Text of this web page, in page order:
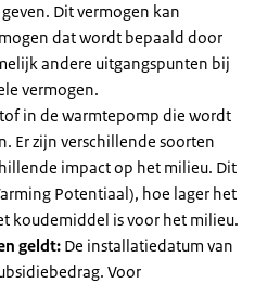
Dit vermogen kan
dat wordt bepaald door
andere uitgangspunten bij
vermogen.
in de warmtepomp die wordt
Er zijn verschillende soorten
impact op het milieu. Dit
Potentiaal), hoe lager het
koudemiddel is voor het milieu.
geldt: De installatiedatum van
Voor